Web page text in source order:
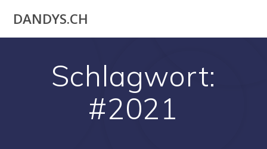
DANDYS.CH
Schlagwort:
#2021